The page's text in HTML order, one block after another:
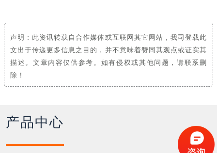
声明：此资讯转载自合作媒体或互联网其它网站，我司登载此
文出于传递更多信息之目的，并不意味着赞同其观点或证实其
描述。文章内容仅供参考。如有侵权或其他问题，请联系删
除！
产品中心